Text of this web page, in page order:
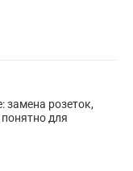
замена розеток,
для